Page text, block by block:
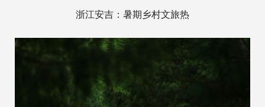
浙江安吉：暑期乡村文旅热